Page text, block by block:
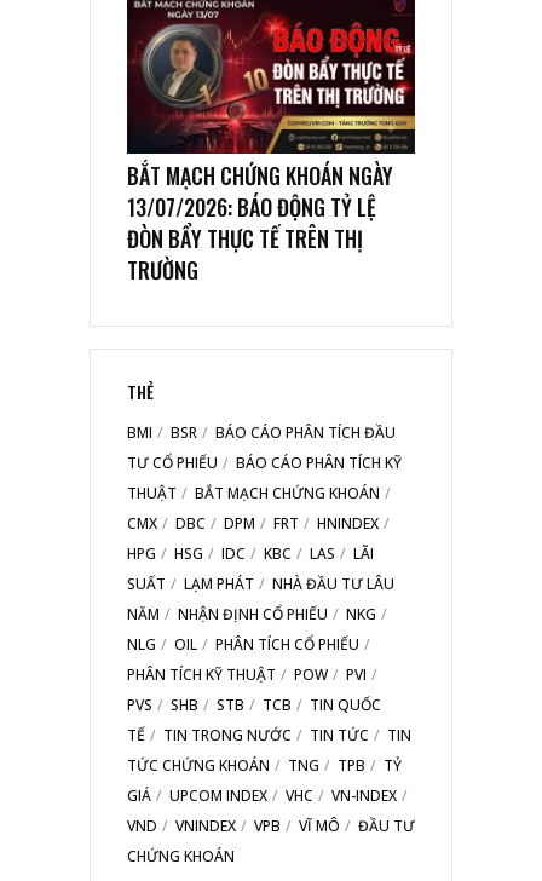
BẮT MẠCH CHỨNG KHOÁN NGÀY
13/07/2026: BÁO ĐỘNG TỶ LỆ
ĐÒN BẨY THỰC TẾ TRÊN THỊ
TRƯỜNG
THẺ
BMI BSR
BÁO CÁO PHÂN TÍCH ĐẦU
TƯ CỔ PHIẾU
BÁO CÁO PHÂN TÍCH KỸ
THUẬT
BẮT MẠCH CHỨNG KHOÁN
CMX
DBC DPM FRT
HNINDEX
HPG
HSG IDC KBC LAS
LÃI
SUẤT
LẠM PHÁT
NHÀ ĐẦU TƯ LÂU
NĂM
NHẬN ĐỊNH CỔ PHIẾU
NKG
NLG
OIL
PHÂN TÍCH CỔ PHIẾU
PHÂN TÍCH KỸ THUẬT
POW
PVI
PVS
SHB STB TCB
TIN QUỐC
TẾ
TIN TRONG NƯỚC TIN TỨC
TIN
TỨC CHỨNG KHOÁN
TNG TPB
TỶ
GIÁ
UPCOM INDEX VHC
VN-INDEX
VND
VNINDEX VPB VĨ MÔ
ĐẦU TƯ
CHỨNG KHOÁN